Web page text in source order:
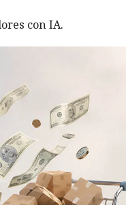
con IA.